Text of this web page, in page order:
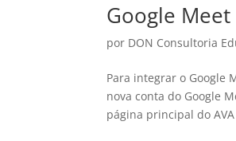
Google Meet
por DON Consultoria
Para integrar o Google
nova conta do Google
página principal do